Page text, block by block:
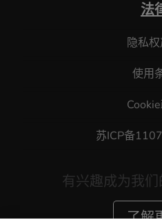
法
隐私
使用
苏ICP备
有兴趣成为我
了解